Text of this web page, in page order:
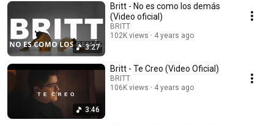
3:27
Britt - No es como los demás
(Video oficial)
BRITT
102K views
4 years ago
3:46
Britt - Te Creo (Video Oficial)
BRITT
106K views
4 years ago